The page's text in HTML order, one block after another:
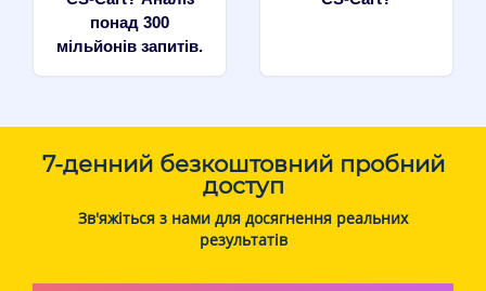
понад 300
мільйонів запитів.
7-денний безкоштовний пробний
доступ
Зв'яжіться з нами для досягнення реальних
результатів